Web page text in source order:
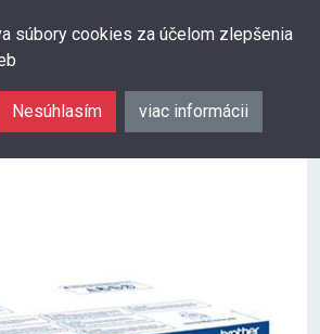
súbory cookies za účelom zlepšenia
Nesúhlasím viac informácii